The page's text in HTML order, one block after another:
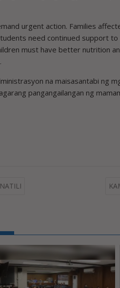
urgent action. Families
need continued support
must have better nutrition
na maisasantabi ng
pangangailangan ng